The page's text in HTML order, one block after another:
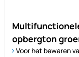
opbergton
Voor het bewaren